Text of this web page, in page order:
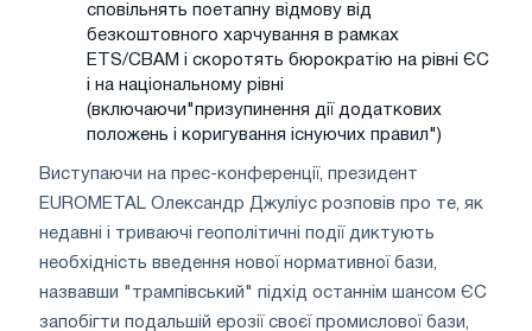
сповільнять поетапну відмову від
безкоштовного харчування в рамках
ETS/CBAM і скоротять бюрократію на рівні ЄС
і на національному рівні
(включаючи"призупинення дії додаткових
положень і коригування існуючих правил")
Виступаючи на прес-конференції, президент
EUROMETAL Олександр Джуліус розповів про те, як
недавні і триваючі геополітичні події диктують
необхідність введення нової нормативної бази,
назвавши "трампівський" підхід останнім шансом ЄС
запобігти подальшій ерозії своєї промислової бази,